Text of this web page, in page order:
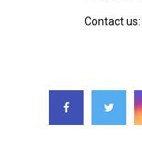
Contact us: